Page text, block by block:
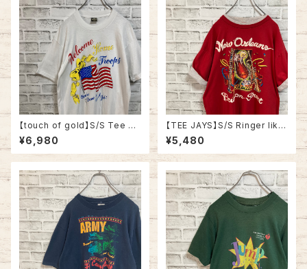
【touch of gold】S/S Tee XL
90s Made in USA vintage
“Welcome home ” messag
e Tee 米軍兵士帰還歓迎 Tシ
ジ 星条旗 シングルステッチ アメ
リカ USA 古着
¥6,980
【TEE JAYS】S/S Ringer like
Tee XL 90s Made in USA
“Bourbon Street”vintage リ
ンガーライク レイヤード Tシャ
トリート JAZZ 楽器 アルコール
ヴィンテージ シングルステッチ
アメリカ USA レトロ 古着
¥5,480